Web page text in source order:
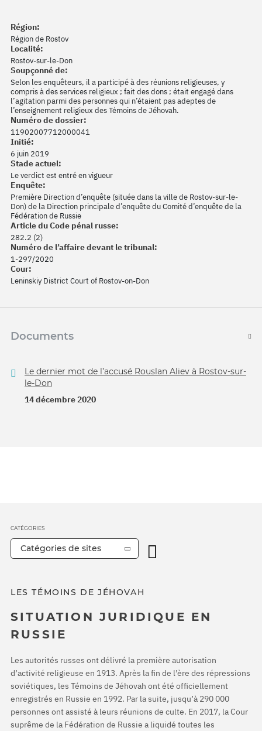
Région:
Région de Rostov
Localité:
Rostov-sur-le-Don
Soupçonné de:
Selon les enquêteurs, il a participé à des réunions religieuses, y
compris à des services religieux ; fait des dons ; était engagé dans
l’agitation parmi des personnes qui n’étaient pas adeptes de
l’enseignement religieux des Témoins de Jéhovah.
Numéro de dossier:
11902007712000041
Initié:
6 juin 2019
Stade actuel:
Le verdict est entré en vigueur
Enquête:
Première Direction d’enquête (située dans la ville de Rostov-sur-le-
Don) de la Direction principale d’enquête du Comité d’enquête de la
Fédération de Russie
Article du Code pénal russe:
282.2 (2)
Numéro de l’affaire devant le tribunal:
1-297/2020
Cour:
Leninskiy District Court of Rostov-on-Don
Documents
Le dernier mot de l’accusé Rouslan Aliev à Rostov-sur-
le-Don
14 décembre 2020
LES TÉMOINS DE JÉHOVAH
SITUATION JURIDIQUE EN
RUSSIE
Les autorités russes ont délivré la première autorisation
d’activité religieuse en 1913. Après la fin de l’ère des répressions
soviétiques, les Témoins de Jéhovah ont été officiellement
enregistrés en Russie en 1992. Par la suite, jusqu’à 290 000
personnes ont assisté à leurs réunions de culte. En 2017, la Cour
suprême de la Fédération de Russie a liquidé toutes les
CATÉGORIES
Catégories de sites